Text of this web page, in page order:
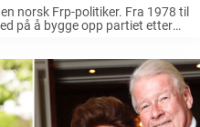
norsk Frp-politiker. Fra 1978 til
på å bygge opp partiet etter